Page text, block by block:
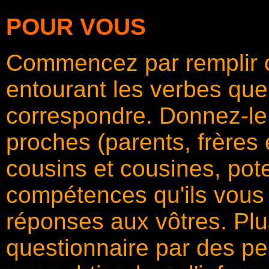
POUR VOUS
Commencez par
entourant les verbes
correspondre. Donnez-
proches (parents,
cousins et cousines,
compétences qu'ils
réponses aux vôtres.
questionnaire par des